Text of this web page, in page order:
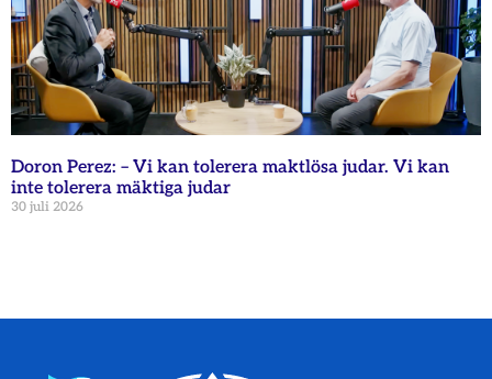
Doron Perez: – Vi kan tolerera maktlösa judar. Vi kan
inte tolerera mäktiga judar
30 juli 2026